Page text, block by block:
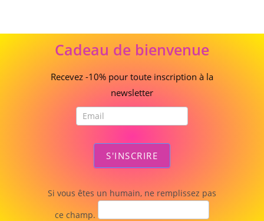
deCadeau de bienvenue
Recevez -10% pour toute inscription à la
newsletter
S'INSCRIRE
Si vous êtes un humain, ne remplissez pas
ce champ.